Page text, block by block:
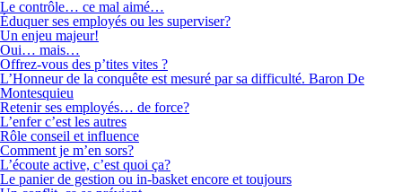
Le contrôle… ce mal aimé…
Éduquer ses employés ou les superviser?
Un enjeu majeur!
Oui… mais…
Offrez-vous des p’tites vites ?
L’Honneur de la conquête est mesuré par sa difficulté. Baron De
Montesquieu
Retenir ses employés… de force?
L’enfer c’est les autres
Rôle conseil et influence
Comment je m’en sors?
L’écoute active, c’est quoi ça?
Le panier de gestion ou in-basket encore et toujours